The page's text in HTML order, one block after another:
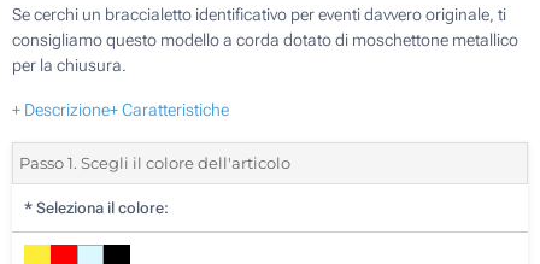
Se cerchi un braccialetto identificativo per eventi davvero originale, ti
consigliamo questo modello a corda dotato di moschettone metallico
per la chiusura.
+ Descrizione+ Caratteristiche
Passo 1. Scegli il colore dell'articolo
* Seleziona il colore: